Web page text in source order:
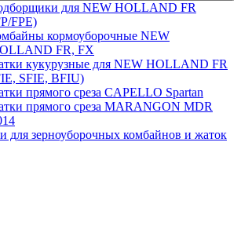
для NEW HOLLAND FR
FPE)
кормоуборочные NEW
FR, FX
кукурузные для NEW HOLLAND FR
SFIE, BFIU)
прямого среза CAPELLO Spartan
прямого среза MARANGON MDR
для зерноуборочных комбайнов и жаток